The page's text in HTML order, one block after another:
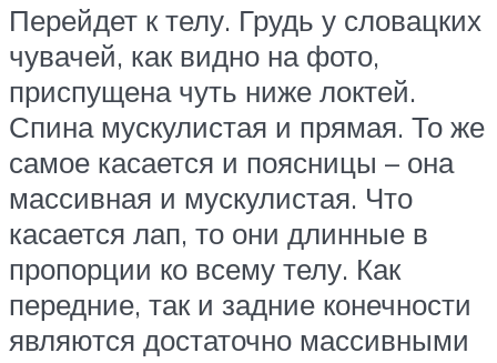
Перейдет к телу. Грудь у словацких
чувачей, как видно на фото,
приспущена чуть ниже локтей.
Спина мускулистая и прямая. То же
самое касается и поясницы – она
массивная и мускулистая. Что
касается лап, то они длинные в
пропорции ко всему телу. Как
передние, так и задние конечности
являются достаточно массивными